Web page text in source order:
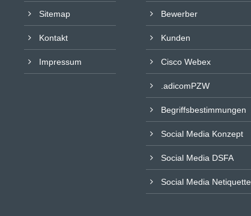
Sitemap
Kontakt
Impressum
Bewerber
Kunden
Cisco Webex
.adicomPZW
Begriffsbestimmungen
Social Media Konzept
Social Media DSFA
Social Media Netiquette